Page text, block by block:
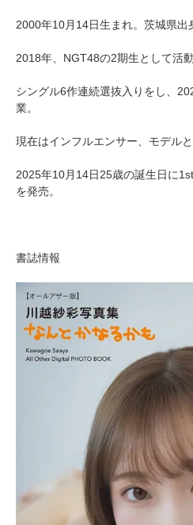
2000年10月14日生まれ。茨城県出
2018年、NGT48の2期生として活動
シングル6作連続選抜入りをし、
業。
現在はインフルエンサー、モデルと
2025年10月14日25歳の誕生日に
を発売。
書誌情報